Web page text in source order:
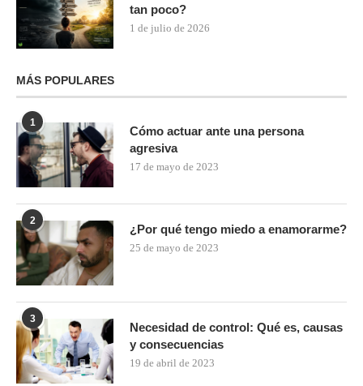
tan poco?
1 de julio de 2026
MÁS POPULARES
1
Cómo actuar ante una persona
agresiva
17 de mayo de 2023
2
¿Por qué tengo miedo a enamorarme?
25 de mayo de 2023
3
Necesidad de control: Qué es, causas
y consecuencias
19 de abril de 2023